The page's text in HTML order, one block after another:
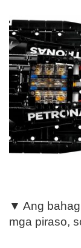
▼ Ang
mga piraso,